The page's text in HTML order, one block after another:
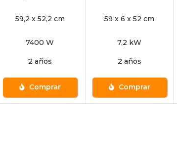
59,2 x 52,2 cm 59 x 6 x 52 cm
7400 W 7,2 kW
2 años 2 años
Comprar Comprar